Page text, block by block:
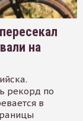
на
рекорд по
в